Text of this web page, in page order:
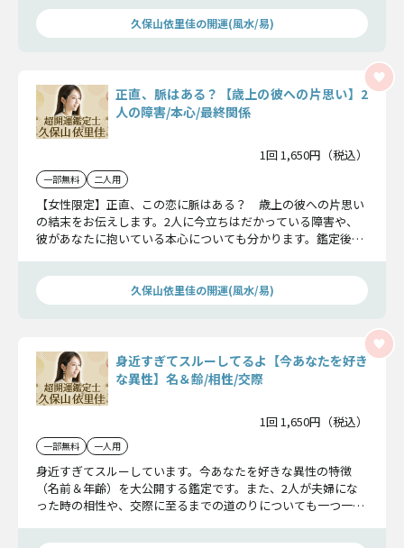
久保山依里佳の開運(風水/易)
正直、脈はある？【歳上の彼への片思い】2
人の障害/本心/最終関係
1回 1,650円（税込）
一部無料 二人用
【女性限定】正直、この恋に脈はある？ 歳上の彼への片思い
の結末をお伝えします。2人に今立ちはだかっている障害や、
彼があなたに抱いている本心についても分かります。鑑定後、
久保山依里佳の開運(風水/易)
身近すぎてスルーしてるよ【今あなたを好き
な異性】名＆齢/相性/交際
1回 1,650円（税込）
一部無料 一人用
身近すぎてスルーしています。今あなたを好きな異性の特徴
（名前＆年齢）を大公開する鑑定です。また、2人が夫婦にな
った時の相性や、交際に至るまでの道のりについても一つ一つ